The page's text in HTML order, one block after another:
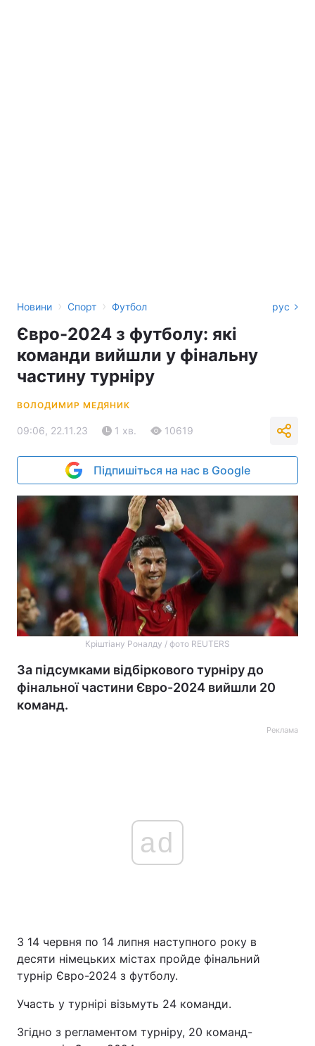
Новини › Спорт › Футбол рус
Євро-2024 з футболу: які
команди вийшли у фінальну
частину турніру
ВОЛОДИМИР МЕДЯНИК
09:06, 22.11.23 1 хв. 10619
Підпишіться на нас в Google
Кріштіану Роналду / фото REUTERS
За підсумками відбіркового турніру до
фінальної частини Євро-2024 вийшли 20
команд.
Реклама
ad
З 14 червня по 14 липня наступного року в
десяти німецьких містах пройде фінальний
турнір Євро-2024 з футболу.
Участь у турнірі візьмуть 24 команди.
Згідно з регламентом турніру, 20 команд-